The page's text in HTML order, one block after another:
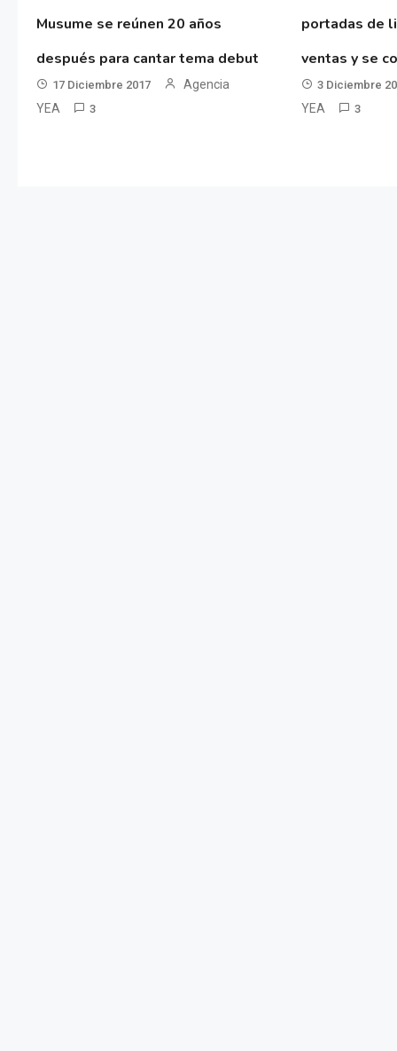
Musume se reúnen 20 años
después para cantar tema debut
17 Diciembre 2017
Agencia
YEA
3
portadas de
ventas y se
3 Diciembre
YEA
3